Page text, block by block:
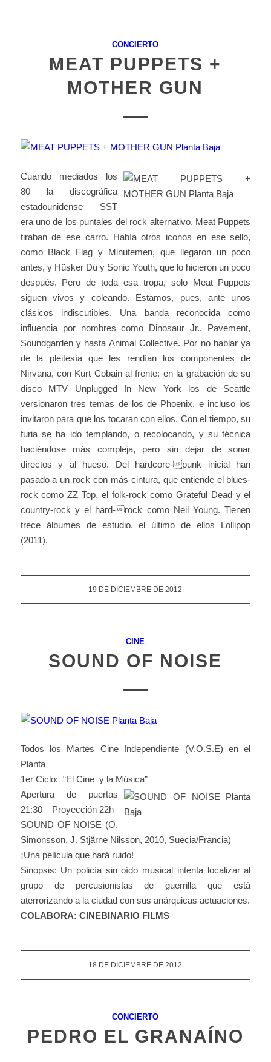
CONCIERTO
MEAT PUPPETS +
MOTHER GUN
Cuando mediados los
80 la discográfica
estadounidense SST
era uno de los puntales del rock alternativo, Meat Puppets
tiraban de ese carro. Había otros iconos en ese sello,
como Black Flag y Minutemen, que llegaron un poco
antes, y Hüsker Dü y Sonic Youth, que lo hicieron un poco
después. Pero de toda esa tropa, solo Meat Puppets
siguen vivos y coleando. Estamos, pues, ante unos
clásicos indiscutibles. Una banda reconocida como
influencia por nombres como Dinosaur Jr., Pavement,
Soundgarden y hasta Animal Collective. Por no hablar ya
de la pleitesía que les rendían los componentes de
Nirvana, con Kurt Cobain al frente: en la grabación de su
disco MTV Unplugged In New York los de Seattle
versionaron tres temas de los de Phoenix, e incluso los
invitaron para que los tocaran con ellos. Con el tiempo, su
furia se ha ido templando, o recolocando, y su técnica
haciéndose más compleja, pero sin dejar de sonar
directos y al hueso. Del hardcore-punk inicial han
pasado a un rock con más cintura, que entiende el blues-
rock como ZZ Top, el folk-rock como Grateful Dead y el
country-rock y el hard-rock como Neil Young. Tienen
trece álbumes de estudio, el último de ellos Lollipop
(2011).
19 DE DICIEMBRE DE 2012
CINE
SOUND OF NOISE
Todos los Martes Cine Independiente (V.O.S.E) en el
Planta
1er Ciclo: “El Cine y la Música”
Apertura de puertas
21:30 Proyección 22h
SOUND OF NOISE (O.
Simonsson, J. Stjärne Nilsson, 2010, Suecia/Francia)
¡Una película que hará ruido!
Sinopsis: Un policía sin oído musical intenta localizar al
grupo de percusionistas de guerrilla que está
aterrorizando a la ciudad con sus anárquicas actuaciones.
COLABORA: CINEBINARIO FILMS
18 DE DICIEMBRE DE 2012
CONCIERTO
PEDRO EL GRANAÍNO